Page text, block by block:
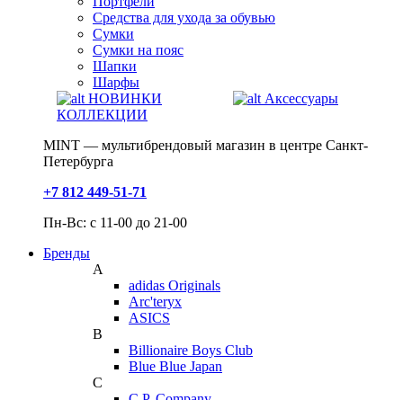
Средства для ухода за обувью
Сумки
Сумки на пояс
Шапки
Шарфы
НОВИНКИ
КОЛЛЕКЦИИ
Аксессуары
MINT — мультибрендовый магазин в центре Санкт-
Петербурга
+7 812 449-51-71
Пн-Вс: с 11-00 до 21-00
Бренды
A
adidas Originals
Arc'teryx
ASICS
B
Billionaire Boys Club
Blue Blue Japan
C